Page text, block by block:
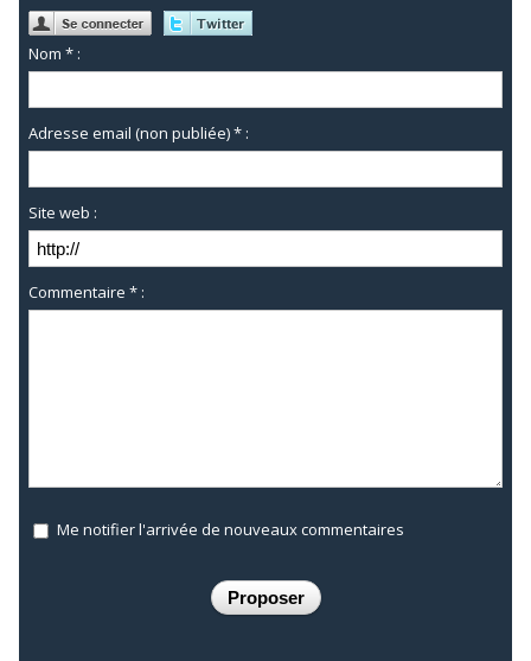
Nom * :
Adresse email (non publiée) * :
Site web :
Commentaire * :
Me notifier l'arrivée de nouveaux commentaires